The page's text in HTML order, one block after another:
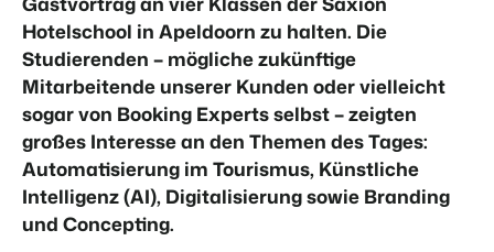
Generiere Leads für den Verkauf deiner Ferienimmobilie.
BEX Linguist
Begrüße Gäste in ihrer Landessprache.
Marketing
Online-Marketing
Verbreite dein Angebot auf
Entwickle deine Lösung mit unserer offenen API.
Trust Center
Vertrauen bei Booking Experts
Über uns
Customer Success
Erhalte Antworten auf deine Fragen.
Hotelschool in Apeldoorn zu halten. Die
Studierenden – mögliche zukünftige
Mitarbeitende unserer Kunden oder vielleicht
sogar von Booking Experts selbst – zeigten
großes Interesse an den Themen des Tages:
Automatisierung im Tourismus, Künstliche
Intelligenz (AI), Digitalisierung sowie Branding
und Concepting.